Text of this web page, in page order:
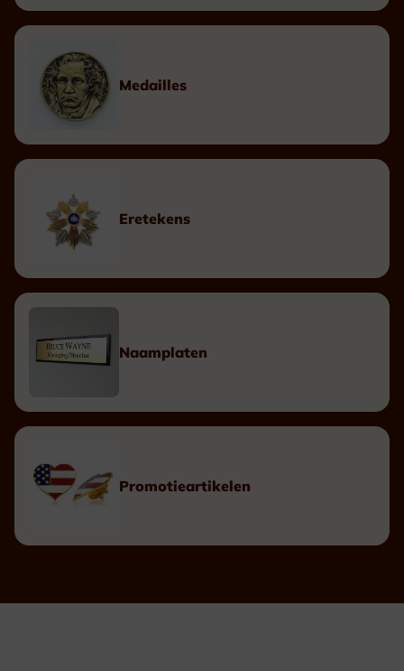
Medailles
Eretekens
Naamplaten
Promotieartikelen